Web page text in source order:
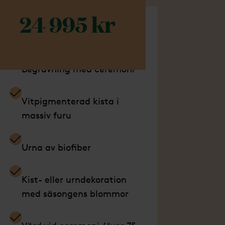
24 995 kr
i detta paket
Begravning med ceremoni
Vitpigmenterad kista i
massiv furu
Urna av biofiber
Kist- eller urndekoration
med säsongens blommor